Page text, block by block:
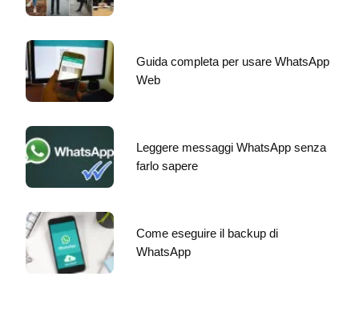
Guida completa per usare WhatsApp
Web
Leggere messaggi WhatsApp senza
farlo sapere
Come eseguire il backup di
WhatsApp